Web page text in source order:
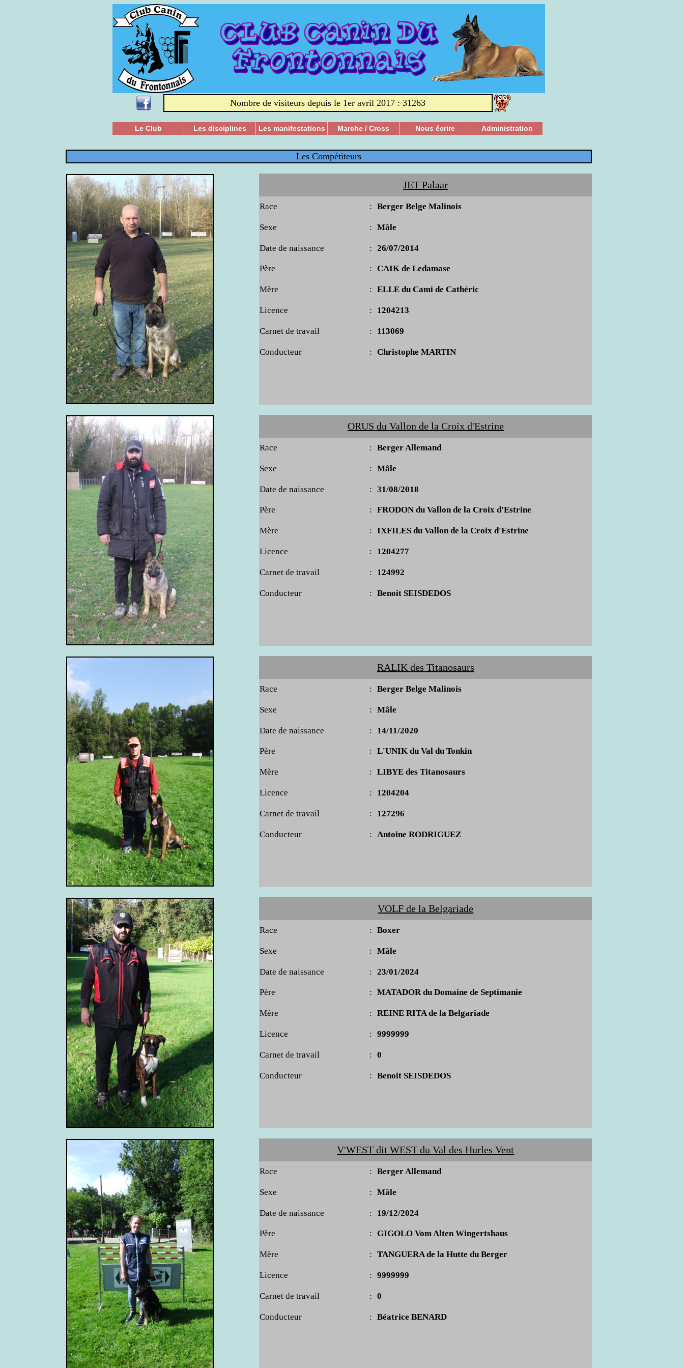
Nombre de visiteurs depuis le 1er avril 2017 : 31263
Le Club Les disciplines Les manifestations Marche / Cross Nous écrire Administration
Les Compétiteurs
JET Palaar
Race : Berger Belge Malinois
Sexe : Mâle
Date de naissance : 26/07/2014
Père : CAIK de Ledamase
Mère : ELLE du Cami de Cathéric
Licence : 1204213
Carnet de travail : 113069
Conducteur : Christophe MARTIN
ORUS du Vallon de la Croix d'Estrine
Race : Berger Allemand
Sexe : Mâle
Date de naissance : 31/08/2018
Père : FRODON du Vallon de la Croix d'Estrine
Mère : IXFILES du Vallon de la Croix d'Estrine
Licence : 1204277
Carnet de travail : 124992
Conducteur : Benoit SEISDEDOS
RALIK des Titanosaurs
Race : Berger Belge Malinois
Sexe : Mâle
Date de naissance : 14/11/2020
Père : L'UNIK du Val du Tonkin
Mère : LIBYE des Titanosaurs
Licence : 1204204
Carnet de travail : 127296
Conducteur : Antoine RODRIGUEZ
VOLF de la Belgariade
Race : Boxer
Sexe : Mâle
Date de naissance : 23/01/2024
Père : MATADOR du Domaine de Septimanie
Mère : REINE RITA de la Belgariade
Licence : 9999999
Carnet de travail : 0
Conducteur : Benoit SEISDEDOS
V'WEST dit WEST du Val des Hurles Vent
Race : Berger Allemand
Sexe : Mâle
Date de naissance : 19/12/2024
Père : GIGOLO Vom Alten Wingertshaus
Mère : TANGUERA de la Hutte du Berger
Licence : 9999999
Carnet de travail : 0
Conducteur : Béatrice BENARD